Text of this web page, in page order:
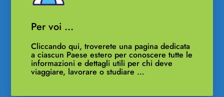
Per voi …
Cliccando qui, troverete una pagina dedicata
a ciascun Paese estero per conoscere tutte le
informazioni e dettagli utili per chi deve
viaggiare, lavorare o studiare …